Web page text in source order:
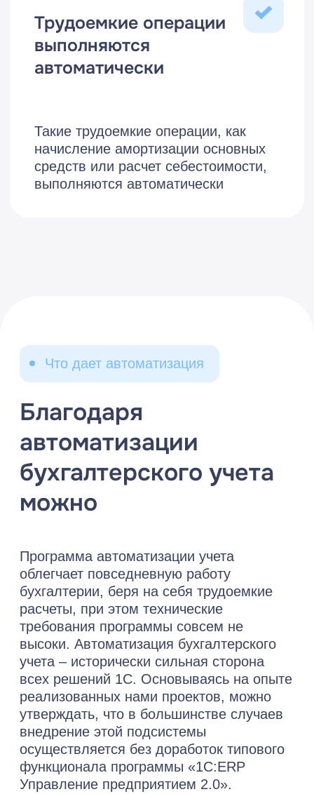
Вести учет нескольких
юридических лиц, входящих
в структуру предприятия, в
Бесплатная консультация
бесплатную
консультацию и
получите расчет
стоимости
Я принимаю условияПолитики
конфиденциальности и даюсогласиена обработку
персональных данных